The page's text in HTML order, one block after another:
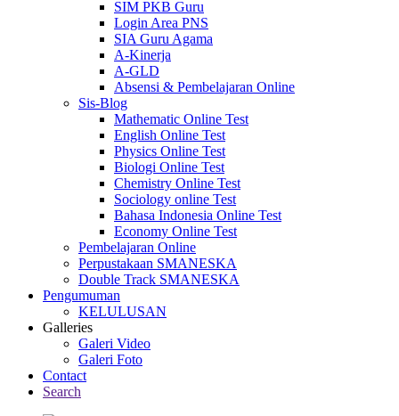
SIM PKB Guru
Login Area PNS
SIA Guru Agama
A-Kinerja
A-GLD
Absensi & Pembelajaran Online
Sis-Blog
Mathematic Online Test
English Online Test
Physics Online Test
Biologi Online Test
Chemistry Online Test
Sociology online Test
Bahasa Indonesia Online Test
Economy Online Test
Pembelajaran Online
Perpustakaan SMANESKA
Double Track SMANESKA
Pengumuman
KELULUSAN
Galleries
Galeri Video
Galeri Foto
Contact
Search